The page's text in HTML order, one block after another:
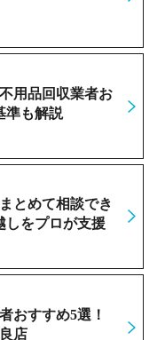
用品回収業者お
準も解説
とめて相談でき
しをプロが支援
おすすめ5選！
店